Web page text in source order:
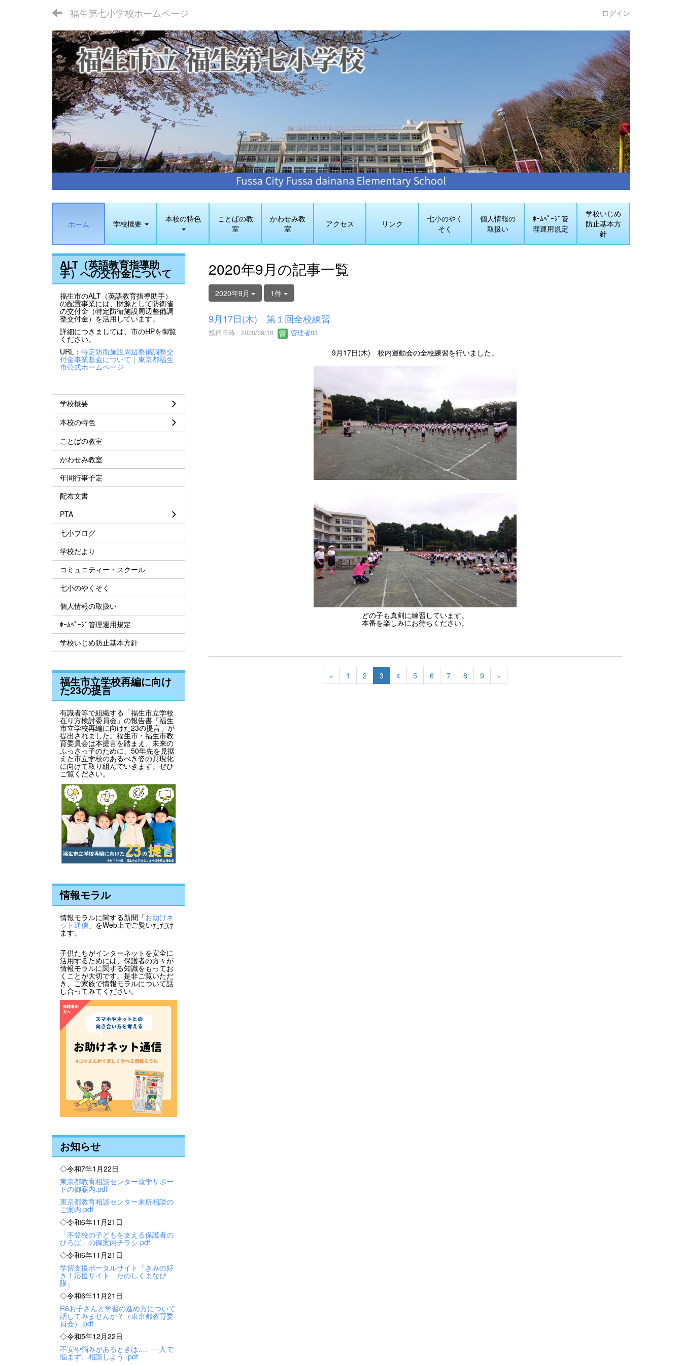
福生第七小学校ホームページ ログイン
ホーム 学校概要 本校の特色
ことばの教
室
かわせみ教
室
アクセス リンク
七小のやく
そく
個人情報の
取扱い
ﾎｰﾑﾍﾟｰｼﾞ管
理運用規定
学校いじめ
防止基本方
針
2020年9月の記事一覧
2020年9月 1件
9月17日(木) 第１回全校練習
投稿日時 : 2020/09/18 管理者03
9月17日(木) 校内運動会の全校練習を行いました。
どの子も真剣に練習しています。
本番を楽しみにお待ちください。
« 1 2 3 4 5 6 7 8 9 »
ALT（英語教育指導助
手）への交付金について
福生市のALT（英語教育指導助手）
の配置事業には、財源として防衛省
の交付金（特定防衛施設周辺整備調
整交付金）を活用しています。
詳細につきましては、市のHPを御覧
ください。
URL： 特定防衛施設周辺整備調整交
付金事業基金について｜東京都福生
市公式ホームページ
学校概要
本校の特色
ことばの教室
かわせみ教室
年間行事予定
配布文書
PTA
七小ブログ
学校だより
コミュニティー・スクール
七小のやくそく
個人情報の取扱い
ﾎｰﾑﾍﾟｰｼﾞ管理運用規定
学校いじめ防止基本方針
福生市立学校再編に向け
た23の提言
有識者等で組織する「福生市立学校
在り方検討委員会」の報告書「福生
市立学校再編に向けた23の提言」が
提出されました。福生市・福生市教
育委員会は本提言を踏まえ、未来の
ふっさっ子のために、50年先を見据
えた市立学校のあるべき姿の具現化
に向けて取り組んでいきます。ぜひ
ご覧ください。
情報モラル
情報モラルに関する新聞「お助けネ
ット通信 」をWeb上でご覧いただけ
ます。
子供たちがインターネットを安全に
活用するためには、保護者の方々が
情報モラルに関する知識をもってお
くことが大切です。是非ご覧いただ
き、ご家族で情報モラルについて話
し合ってみてください。
お知らせ
◇令和7年1月22日
東京都教育相談センター就学サポー
トの御案内.pdf
東京都教育相談センター来所相談の
ご案内.pdf
◇令和6年11月21日
「不登校の子どもを支える保護者の
ひろば」の御案内チラシ.pdf
◇令和6年11月21日
学習支援ポータルサイト「きみの好
き！応援サイト たのしくまなび
隊」
◇令和6年11月21日
R6お子さんと学習の進め方について
話してみませんか？（東京都教育委
員会）.pdf
◇令和5年12月22日
不安や悩みがあるときは…、一人で
悩まず、相談しよう .pdf